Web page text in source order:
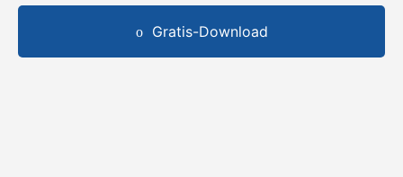
Gratis-Download